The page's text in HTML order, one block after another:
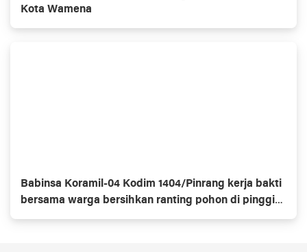
Kota Wamena
Babinsa Koramil-04 Kodim 1404/Pinrang kerja bakti
bersama warga bersihkan ranting pohon di pinggir
jalan